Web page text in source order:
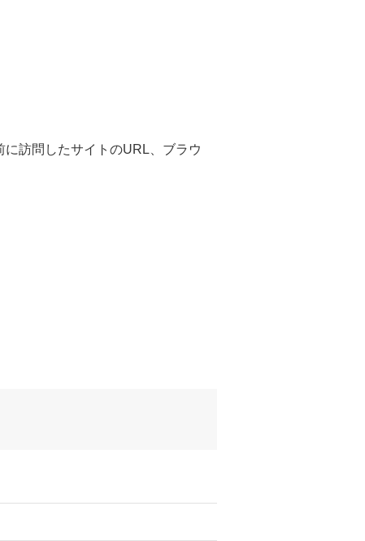
訪問したサイトのURL、ブラウ